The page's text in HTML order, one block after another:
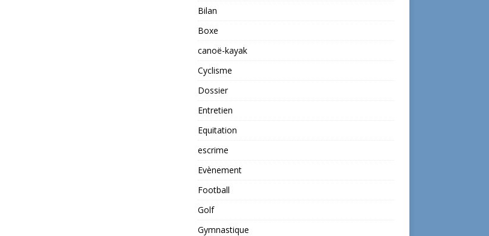
Bilan
Boxe
canoë-kayak
Cyclisme
Dossier
Entretien
Equitation
escrime
Evènement
Football
Golf
Gymnastique